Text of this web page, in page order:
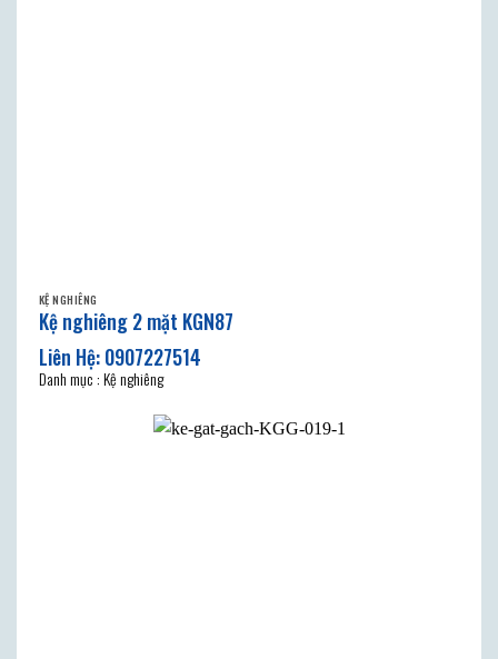
KỆ NGHIÊNG
Kệ nghiêng 2 mặt KGN87
Danh mục : Kệ nghiêng